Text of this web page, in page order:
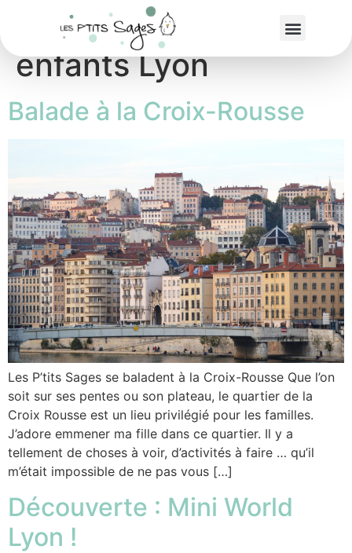
Étiquette :
Sorties
enfants Lyon
Balade à la Croix-Rousse
Les P’tits Sages se baladent à la Croix-Rousse Que l’on
soit sur ses pentes ou son plateau, le quartier de la
Croix Rousse est un lieu privilégié pour les familles.
J’adore emmener ma fille dans ce quartier. Il y a
tellement de choses à voir, d’activités à faire … qu’il
m’était impossible de ne pas vous […]
Découverte : Mini World
Lyon !